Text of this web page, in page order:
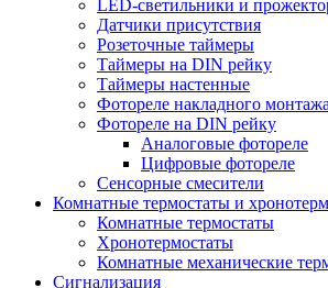
LED-светильники и
Датчики присутствия
Розеточные таймеры
Таймеры на DIN рейку
Таймеры настенные
Фотореле накладного монтажа
Фотореле на DIN рейку
Аналоговые фотореле
Цифровые фотореле
Сенсорные смесители
Комнатные термостаты и
Комнатные термостаты
Хронотермостаты
Комнатные механические
Сигнализация